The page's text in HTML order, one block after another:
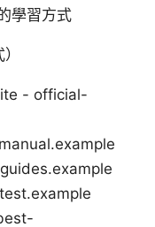
學習方式
- official-